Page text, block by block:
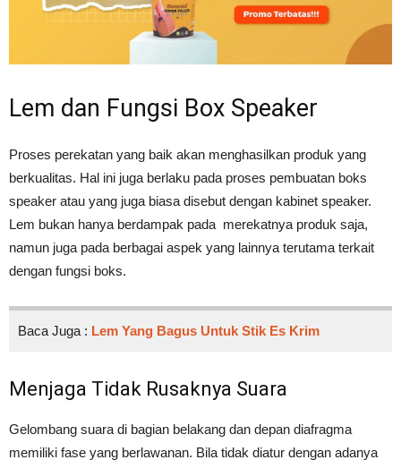
Lem dan Fungsi Box Speaker
Proses perekatan yang baik akan menghasilkan produk yang
berkualitas. Hal ini juga berlaku pada proses pembuatan boks
speaker atau yang juga biasa disebut dengan kabinet speaker.
Lem bukan hanya berdampak pada merekatnya produk saja,
namun juga pada berbagai aspek yang lainnya terutama terkait
dengan fungsi boks.
Baca Juga : Lem Yang Bagus Untuk Stik Es Krim
Menjaga Tidak Rusaknya Suara
Gelombang suara di bagian belakang dan depan diafragma
memiliki fase yang berlawanan. Bila tidak diatur dengan adanya